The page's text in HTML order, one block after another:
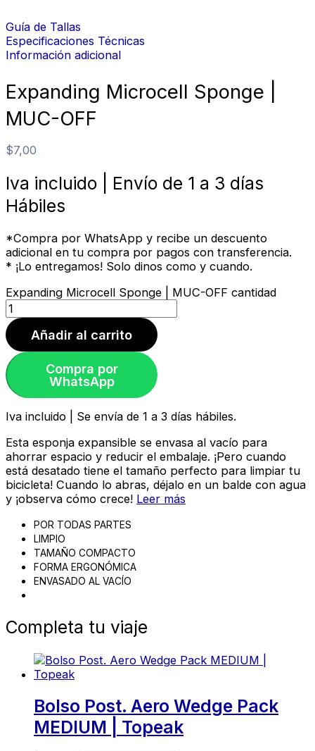
Guía de Tallas
Especificaciones Técnicas
Información adicional
Expanding Microcell Sponge |
MUC-OFF
$7,00
Iva incluido | Envío de 1 a 3 días
Hábiles
*Compra por WhatsApp y recibe un descuento
adicional en tu compra por pagos con transferencia.
* ¡Lo entregamos! Solo dinos como y cuando.
Expanding Microcell Sponge | MUC-OFF cantidad
Añadir al carrito
Compra por
WhatsApp
Iva incluido | Se envía de 1 a 3 días hábiles.
Esta esponja expansible se envasa al vacío para
ahorrar espacio y reducir el embalaje. ¡Pero cuando
está desatado tiene el tamaño perfecto para limpiar tu
bicicleta! Cuando lo abras, déjalo en un balde con agua
y ¡observa cómo crece! Leer más
POR TODAS PARTES
LIMPIO
TAMAÑO COMPACTO
FORMA ERGONÓMICA
ENVASADO AL VACÍO
Completa tu viaje
Bolso Post. Aero Wedge Pack
MEDIUM | Topeak